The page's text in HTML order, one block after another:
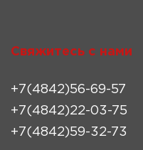
Свяжитесь с нами
+7(4842)56-69-57
+7(4842)22-03-75
+7(4842)59-32-73